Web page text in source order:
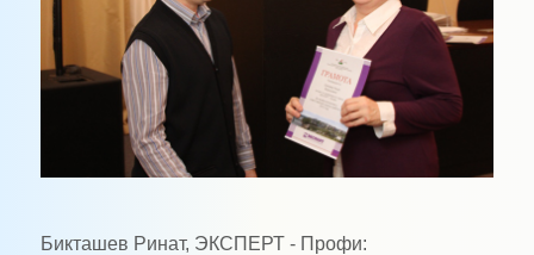
Бикташев Ринат, ЭКСПЕРТ - Профи: